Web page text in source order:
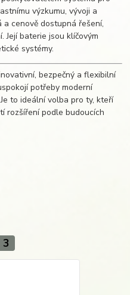
výzkumu, vývoji a
cenově dostupná řešení,
Její baterie jsou klíčovým
systémy.
bezpečný a flexibilní
potřeby moderní
to ideální volba pro ty, kteří
rozšíření podle budoucích
3